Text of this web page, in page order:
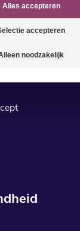
Alles accepteren
accepteren
noodzakelijk